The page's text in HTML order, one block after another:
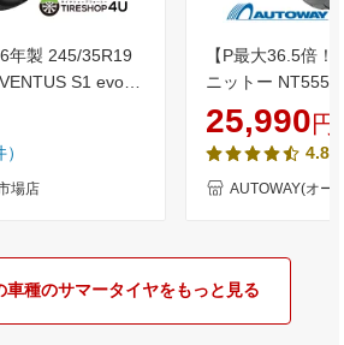
年製 245/35R19
S1 evo3
タス エボ サマー
品 245/35-19 送
場店
【P最大36.5倍
ニットー NT555
【TOYOタイヤ
245-35-19 245/
タイヤ 単品 2本
25,990円
4.88
AUTOWAY(オー
車種のサマータイヤをもっと見る